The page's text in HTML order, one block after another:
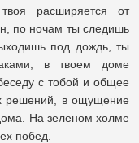
расширяется от
по ночам ты следишь
под дождь, ты
в твоем доме
с тобой и общее
решений, в ощущение
На зеленом холме
побед.